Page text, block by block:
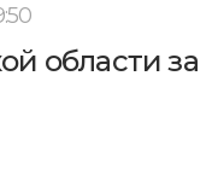
области за